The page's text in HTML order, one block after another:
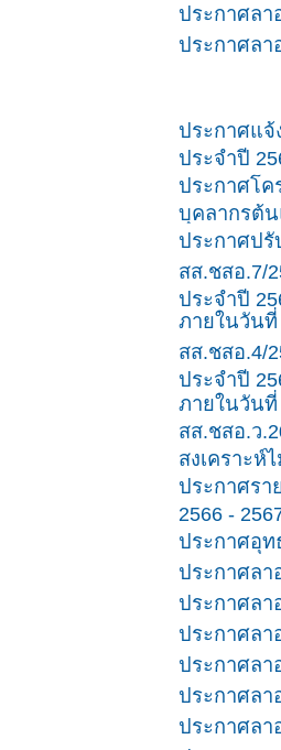
ประกาศลา
ประกาศลา
ประกาศแ
ประจำปี
ประกาศโ
บุคลากรต้
ประกาศปรั
สส.ชสอ.7/
ประจำปี
ภายในวัน
สส.ชสอ.4/
ประจำปี
ภายในวัน
สส.ชสอ.ว
สงเคราะห์
ประกาศร
2566 -
ประกาศอุ
ประกาศลา
ประกาศลา
ประกาศลา
ประกาศลา
ประกาศลา
ประกาศลา